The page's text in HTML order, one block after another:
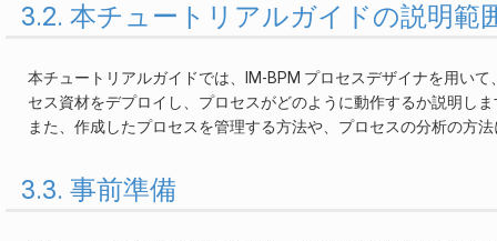
3.2. 本チュートリアルガイドの説明範
本チュートリアルガイドでは、IM-BPM プロセスデザイナを用い
セス資材をデプロイし、プロセスがどのように動作するか説明しま
また、作成したプロセスを管理する方法や、プロセスの分析の方
3.3. 事前準備